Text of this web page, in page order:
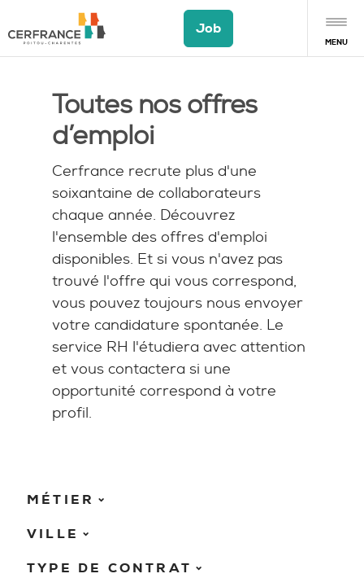
Job
Cerfrance Poitou-Charentes
Rejoindre notre équipe
Candidature spontanée
Toutes nos offres
d’emploi
Cerfrance recrute plus d'une
soixantaine de collaborateurs
chaque année. Découvrez
l'ensemble des offres d'emploi
disponibles. Et si vous n'avez pas
trouvé l'offre qui vous correspond,
vous pouvez toujours nous envoyer
votre candidature spontanée. Le
service RH l'étudiera avec attention
et vous contactera si une
opportunité correspond à votre
profil.
MÉTIER
VILLE
TYPE DE CONTRAT